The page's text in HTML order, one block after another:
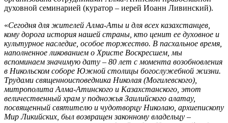
духовной семинарией (куратор – иерей Иоанн Ливинский).
«Сегодня для жителей Алма-Аты и для всех казахстанцев,
кому дорога история нашей страны, кто ценит ее духовное и
культурное наследие, особое торжество. В пасхальное время,
наполненное ликованием о Христе Воскресшем, мы
вспоминаем значимую дату – 80 лет с момента возобновления
в Никольском соборе Южной столицы богослужебной жизни.
Трудами священноисповедника Николая (Могилевского),
митрополита Алма-Атинского и Казахстанского, этот
величественный храм у подножья Заилийского алатау,
посвященный святителю и чудотворцу Николаю, архиепископу
Мир Ликийских, был возвращен законному владельцу –